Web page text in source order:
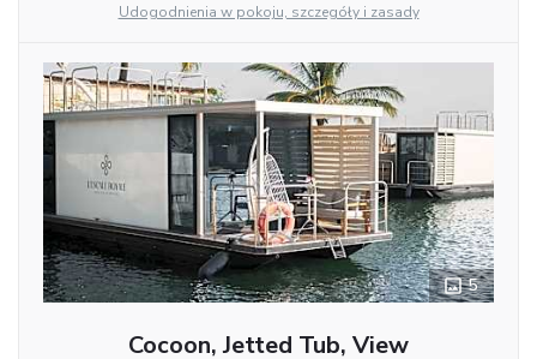
Udogodnienia w pokoju, szczegóły i zasady
5
Cocoon, Jetted Tub, View